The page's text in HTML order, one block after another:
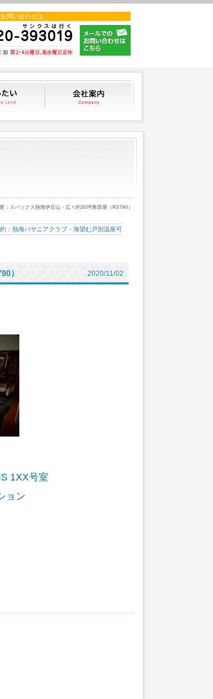
問い合わせは
貸したい
：スパックス熱海伊豆山・広々約30坪角部屋（R3790）
：熱海パサニアクラブ・海望む戸別温泉可
） 2020/11/02
1XX号室
ョン